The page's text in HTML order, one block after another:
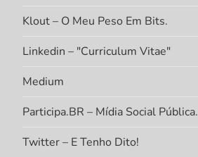
Klout – O Meu Peso Em Bits.
Linkedin – "Curriculum Vitae"
Medium
Participa.BR – Mídia Social Pública.
Twitter – E Tenho Dito!